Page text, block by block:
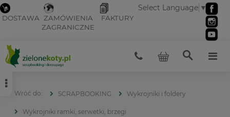
DOSTAWA ZAMÓWIENIA
ZAGRANICZNE
FAKTURY
Select Language ▼
SCRAPBOOKING Wykrojniki i foldery
Wykrojniki ramki, serwetki, brzegi